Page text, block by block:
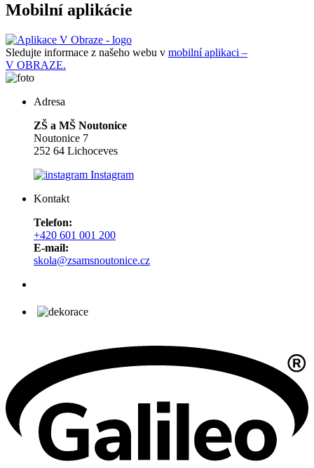
Mobilní aplikácie
Sledujte informace z našeho webu v mobilní aplikaci –
V OBRAZE.
Adresa
ZŠ a MŠ Noutonice
Noutonice 7
252 64 Lichoceves
Instagram
Kontakt
Telefon:
+420 601 001 200
E-mail:
skola@zsamsnoutonice.cz